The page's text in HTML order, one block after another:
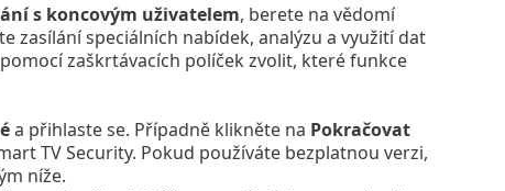
s koncovým uživatelem, berete na vědomí
zasílání speciálních nabídek, analýzu a využití dat
zaškrtávacích políček zvolit, které funkce
a přihlaste se. Případně klikněte na Pokračovat
TV Security. Pokud používáte bezplatnou verzi,
níže.